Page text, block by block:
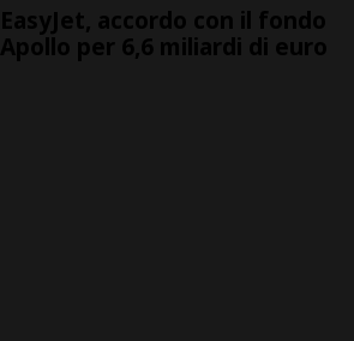
EasyJet, accordo con il fondo
Apollo per 6,6 miliardi di euro